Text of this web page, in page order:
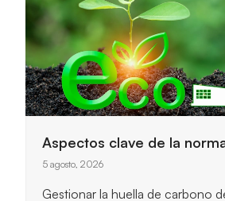
Claves principales del
ISO 14064-1